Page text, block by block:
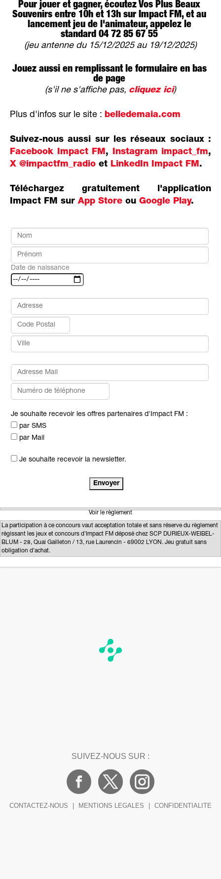
Pour jouer et gagner, écoutez Vos Plus Beaux
Souvenirs entre 10h et 13h sur Impact FM, et au
lancement jeu de l'animateur, appelez le
standard 04 72 85 67 55
(jeu antenne du 15/12/2025 au 19/12/2025)
Jouez aussi en remplissant le formulaire en bas
de page
(s'il ne s'affiche pas, cliquez ici)
Plus d'infos sur le site : belledemaia.com
Suivez-nous aussi sur les réseaux sociaux :
Facebook Impact FM, Instagram impact_fm,
X @impactfm_radio et LinkedIn Impact FM.
Téléchargez gratuitement l'application
Impact FM sur App Store ou Google Play.
Date de naissance
Je souhaite recevoir les offres partenaires d'Impact FM :
par SMS
par Mail
Je souhaite recevoir la newsletter.
Voir le règlement
La participation à ce concours vaut acceptation totale et sans réserve du règlement
régissant les jeux et concours d'Impact FM déposé chez SCP DURIEUX-WEIBEL-
BLUM - 28, Quai Gailleton / 13, rue Laurencin - 69002 LYON. Jeu gratuit sans
obligation d'achat.
SUIVEZ-NOUS SUR :
CONTACTEZ-NOUS MENTIONS LEGALES CONFIDENTIALITE